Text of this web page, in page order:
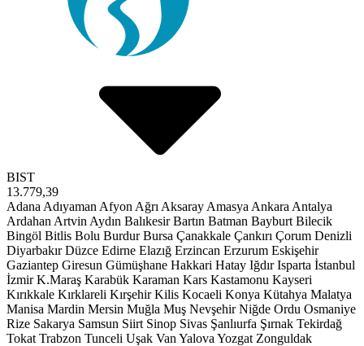
BIST
13.779,39
Adana Adıyaman Afyon Ağrı Aksaray Amasya Ankara Antalya
Ardahan Artvin Aydın Balıkesir Bartın Batman Bayburt Bilecik
Bingöl Bitlis Bolu Burdur Bursa Çanakkale Çankırı Çorum Denizli
Diyarbakır Düzce Edirne Elazığ Erzincan Erzurum Eskişehir
Gaziantep Giresun Gümüşhane Hakkari Hatay Iğdır Isparta İstanbul
İzmir K.Maraş Karabük Karaman Kars Kastamonu Kayseri
Kırıkkale Kırklareli Kırşehir Kilis Kocaeli Konya Kütahya Malatya
Manisa Mardin Mersin Muğla Muş Nevşehir Niğde Ordu Osmaniye
Rize Sakarya Samsun Siirt Sinop Sivas Şanlıurfa Şırnak Tekirdağ
Tokat Trabzon Tunceli Uşak Van Yalova Yozgat Zonguldak